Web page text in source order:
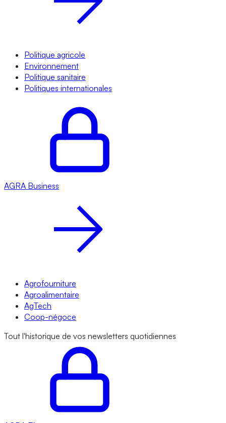
Politique agricole
Environnement
Politique sanitaire
Politiques internationales
AGRA Business
Agrofourniture
Agroalimentaire
AgTech
Coop-négoce
Tout l'historique de vos newsletters quotidiennes